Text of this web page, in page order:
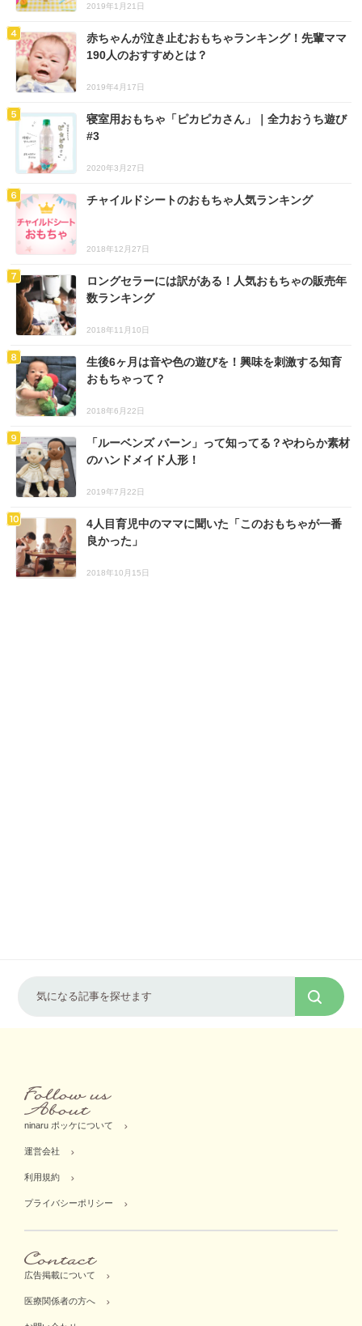
2019年1月21日
赤ちゃんが泣き止むおもちゃランキング！先輩ママ
190人のおすすめとは？
2019年4月17日
寝室用おもちゃ「ピカピカさん」｜全力おうち遊び
#3
2020年3月27日
チャイルドシートのおもちゃ人気ランキング
2018年12月27日
ロングセラーには訳がある！人気おもちゃの販売年
数ランキング
2018年11月10日
生後6ヶ月は音や色の遊びを！興味を刺激する知育
おもちゃって？
2018年6月22日
「ルーベンズ バーン」って知ってる？やわらか素材
のハンドメイド人形！
2019年7月22日
4人目育児中のママに聞いた「このおもちゃが一番
良かった」
2018年10月15日
ninaru ポッケについて
運営会社
利用規約
プライバシーポリシー
広告掲載について
医療関係者の方へ